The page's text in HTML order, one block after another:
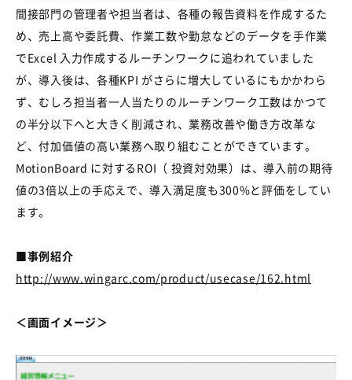
間接部門の管理者や担当者は、各種の報告資料を作成するた
め、売上高や委託費、作業工数や勤怠などのデータを手作業
でExcel 入力作成するルーチンワークに追われていました
が、導入後は、各種KPI がさらに増大しているにもかかわら
ず、むしろ担当者一人当たりのルーチンワーク工数はかつて
の半分以下へと大きく削減され、業務改善や働き方改革な
ど、付加価値の高い業務へ取り組むことができています。
MotionBoard に対するROI（ 投資対効果）は、導入前の期待
値の3倍以上の手応えで、導入満足度も300%と評価をしてい
ます。
■事例紹介
http://www.wingarc.com/product/usecase/162.html
＜画面イメージ＞